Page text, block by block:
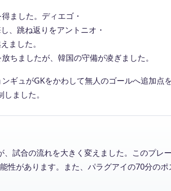
ました。ディエゴ・
、跳ね返りをアントニオ・
ました。
ちましたが、韓国の守備が凌ぎました。
ギュがGKをかわして無人のゴールへ追加点を
ました。
試合の流れを大きく変えました。このプレ
があります。また、パラグアイの70分のポ